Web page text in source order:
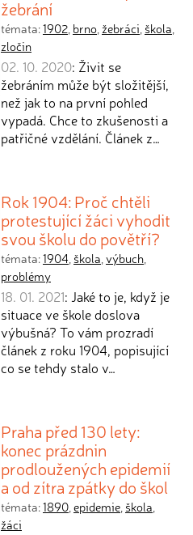
žebrání
témata:1902, brno, žebráci, škola,
zločin
02. 10. 2020: Živit se
žebráním může být složitější,
než jak to na první pohled
vypadá. Chce to zkušenosti a
patřičné vzdělání. Článek z…
Rok 1904: Proč chtěli
protestující žáci vyhodit
svou školu do povětří?
témata:1904, škola,výbuch,
problémy
18. 01. 2021: Jaké to je, když je
situace ve škole doslova
výbušná? To vám prozradí
článek z roku 1904, popisující
co se tehdy stalo v…
Praha před 130 lety:
konec prázdnin
prodloužených epidemií
a od zítra zpátky do škol
témata:1890,epidemie, škola,
žáci